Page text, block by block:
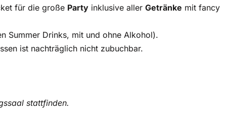
für die große Party inklusive aller Getränke mit fancy
Summer Drinks, mit und ohne Alkohol).
ist nachträglich nicht zubuchbar.
stattfinden.